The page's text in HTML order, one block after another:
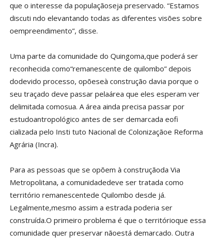
que o interesse da populaçãoseja preservado. “Estamos
discuti ndo elevantando todas as diferentes visões sobre
oempreendimento”, disse.
Uma parte da comunidade do Quingoma,que poderá ser
reconhecida como“remanescente de quilombo” depois
dodevido processo, opõeseà construção davia porque o
seu traçado deve passar pelaárea que eles esperam ver
delimitada comosua. A área ainda precisa passar por
estudoantropológico antes de ser demarcada eofi
cializada pelo Insti tuto Nacional de Colonizaçãoe Reforma
Agrária (Incra).
Para as pessoas que se opõem à construçãoda Via
Metropolitana, a comunidadedeve ser tratada como
território remanescentede Quilombo desde já.
Legalmente,mesmo assim a estrada poderia ser
construída.O primeiro problema é que o territórioque essa
comunidade quer preservar nãoestá demarcado. Outra